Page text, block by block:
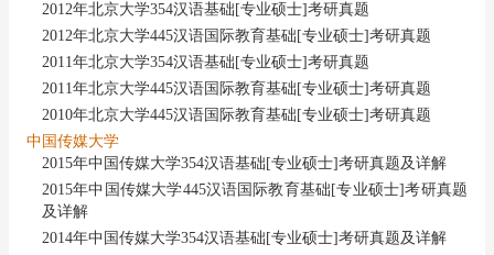
2012年北京大学354汉语基础[专业硕士]考研真题
2012年北京大学445汉语国际教育基础[专业硕士]考研真题
2011年北京大学354汉语基础[专业硕士]考研真题
2011年北京大学445汉语国际教育基础[专业硕士]考研真题
2010年北京大学445汉语国际教育基础[专业硕士]考研真题
中国传媒大学
2015年中国传媒大学354汉语基础[专业硕士]考研真题及详解
2015年中国传媒大学445汉语国际教育基础[专业硕士]考研真题
及详解
2014年中国传媒大学354汉语基础[专业硕士]考研真题及详解